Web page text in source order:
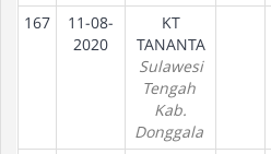
167
11-08-
2020
KT
TANANTA
Sulawesi
Tengah
Kab.
Donggala